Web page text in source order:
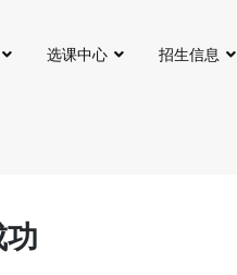
选课中心 招生信息
功